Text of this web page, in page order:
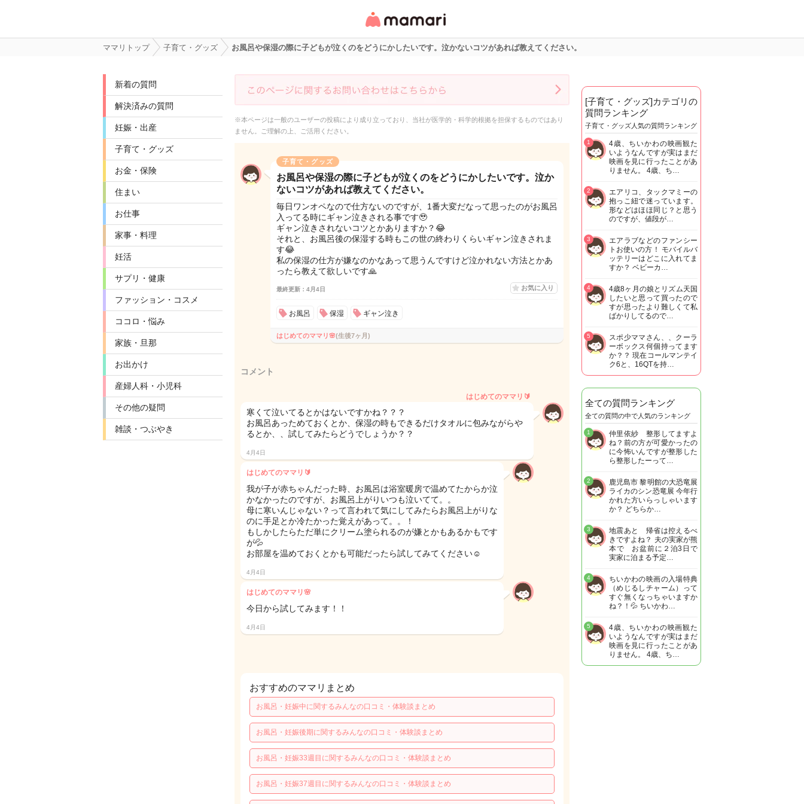
リ・情報サイト
ママリトップ 子育て・グッズ お風呂や保湿の際に子どもが泣くのをどうにかしたいです。泣かないコツがあれば教えてください。
新着の質問
解決済みの質問
妊娠・出産
子育て・グッズ
お金・保険
住まい
お仕事
家事・料理
妊活
サプリ・健康
ファッション・コスメ
ココロ・悩み
家族・旦那
お出かけ
産婦人科・小児科
その他の疑問
雑談・つぶやき
※本ページは一般のユーザーの投稿により成り立っており、当社が医学的・科学的根拠を担保するものではあり
ません。ご理解の上、ご活用ください。
子育て・グッズ
お風呂や保湿の際に子どもが泣くのをどうにかしたいです。泣か
ないコツがあれば教えてください。
毎日ワンオペなので仕方ないのですが、1番大変だなって思ったのがお風呂
入ってる時にギャン泣きされる事です🥹
ギャン泣きされないコツとかありますか？😂
それと、お風呂後の保湿する時もこの世の終わりくらいギャン泣きされま
す😂
私の保湿の仕方が嫌なのかなあって思うんですけど泣かれない方法とかあ
ったら教えて欲しいです🙏
最終更新：4月4日 お気に入り
お風呂 保湿 ギャン泣き
はじめてのママリ🌸(生後7ヶ月)
コメント
はじめてのママリ🔰
寒くて泣いてるとかはないですかね？？？
お風呂あっためておくとか、保湿の時もできるだけタオルに包みながらや
るとか、、試してみたらどうでしょうか？？
4月4日
はじめてのママリ🔰
我が子が赤ちゃんだった時、お風呂は浴室暖房で温めてたからか泣
かなかったのですが、お風呂上がりいつも泣いてて。。
母に寒いんじゃない？って言われて気にしてみたらお風呂上がりな
のに手足とか冷たかった覚えがあって。。！
もしかしたらただ単にクリーム塗られるのが嫌とかもあるかもです
が💦
お部屋を温めておくとかも可能だったら試してみてください☺️
4月4日
はじめてのママリ🌸
今日から試してみます！！
4月4日
おすすめのママリまとめ
お風呂・妊娠中に関するみんなの口コミ・体験談まとめ
お風呂・妊娠後期に関するみんなの口コミ・体験談まとめ
お風呂・妊娠33週目に関するみんなの口コミ・体験談まとめ
お風呂・妊娠37週目に関するみんなの口コミ・体験談まとめ
[子育て・グッズ]カテゴリの
質問ランキング
子育て・グッズ人気の質問ランキング
4歳、ちいかわの映画観た
いようなんですが実はまだ
映画を見に行ったことがあ
りません。 4歳、ち…
1
エアリコ、タックマミーの
抱っこ紐で迷っています。
形などはほほ同じ？と思う
のですが、値段が…
2
エアラブなどのファンシー
トお使いの方！ モバイルバ
ッテリーはどこに入れてま
すか？ ベビーカ…
3
4歳8ヶ月の娘とリズム天国
したいと思って買ったので
すが思ったより難しくて私
ばかりしてるので…
4
スポ少ママさん、、クーラ
ーボックス何個持ってます
か？？ 現在コールマンテイ
ク6と、16QTを持…
5
全ての質問ランキング
全ての質問の中で人気のランキング
仲里依紗 整形してますよ
ね？前の方が可愛かったの
に今怖いんですが整形した
ら整形したーって…
1
鹿児島市 黎明館の大恐竜展
ライカのシン恐竜展 今年行
かれた方いらっしゃいます
か？ どちらか…
2
地震あと 帰省は控えるべ
きですよね？ 夫の実家が熊
本で お盆前に２泊3日で
実家に泊まる予定…
3
ちいかわの映画の入場特典
（めじるしチャーム）って
すぐ無くなっちゃいますか
ね？！💦 ちいかわ…
4
4歳、ちいかわの映画観た
いようなんですが実はまだ
映画を見に行ったことがあ
りません。 4歳、ち…
5